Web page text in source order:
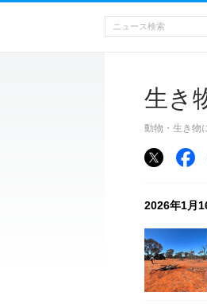
生き
動物・生き物
2026年1月